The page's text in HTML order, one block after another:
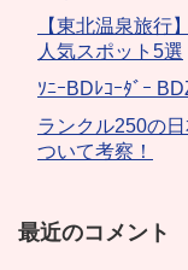
【東北温泉旅行
人気スポット5選
ｿﾆｰBDﾚｺｰﾀﾞｰ
ランクル250の
ついて考察！
最近のコメント